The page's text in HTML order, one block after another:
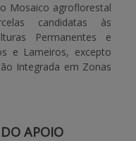
Mosaico agroflorestal
candidatas às
Permanentes e
e Lameiros, excepto
Integrada em Zonas
DO APOIO